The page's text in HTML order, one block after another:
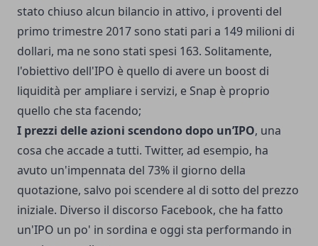
stato chiuso alcun bilancio in attivo, i proventi del
primo trimestre 2017 sono stati pari a 149 milioni di
dollari, ma ne sono stati spesi 163. Solitamente,
l'obiettivo dell'IPO è quello di avere un boost di
liquidità per ampliare i servizi, e Snap è proprio
quello che sta facendo;
I prezzi delle azioni scendono dopo un’IPO, una
cosa che accade a tutti. Twitter, ad esempio, ha
avuto un'impennata del 73% il giorno della
quotazione, salvo poi scendere al di sotto del prezzo
iniziale. Diverso il discorso Facebook, che ha fatto
un'IPO un po' in sordina e oggi sta performando in